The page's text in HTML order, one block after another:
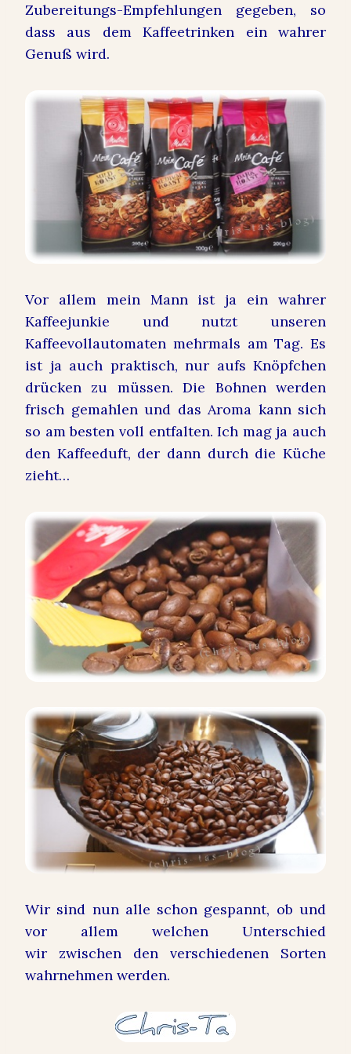
Zubereitungs-Empfehlungen gegeben, so
dass aus dem Kaffeetrinken ein wahrer
Genuß wird.
Vor allem mein Mann ist ja ein wahrer
Kaffeejunkie und nutzt unseren
Kaffeevollautomaten mehrmals am Tag. Es
ist ja auch praktisch, nur aufs Knöpfchen
drücken zu müssen. Die Bohnen werden
frisch gemahlen und das Aroma kann sich
so am besten voll entfalten. Ich mag ja auch
den Kaffeeduft, der dann durch die Küche
zieht…
Wir sind nun alle schon gespannt, ob und
vor allem welchen Unterschied
wir zwischen den verschiedenen Sorten
wahrnehmen werden.